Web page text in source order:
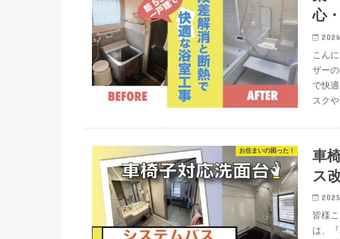
心
こん
ザー
で快
スク
お住まいの困った！
車
ス
皆様
は、